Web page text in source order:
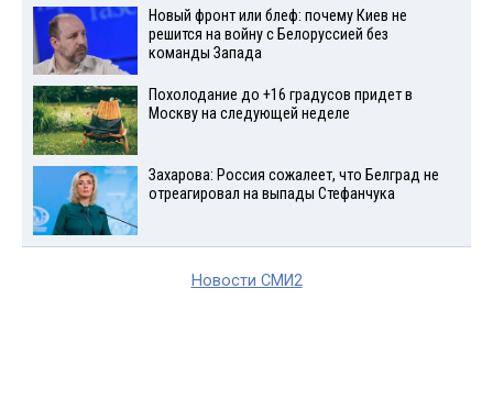
Новый фронт или блеф: почему Киев не
решится на войну с Белоруссией без
команды Запада
Похолодание до +16 градусов придет в
Москву на следующей неделе
Захарова: Россия сожалеет, что Белград не
отреагировал на выпады Стефанчука
Новости СМИ2